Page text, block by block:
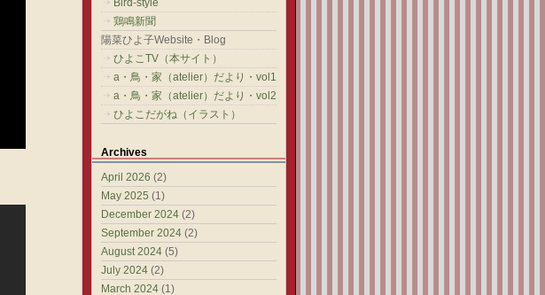
Bird-style
鶏鳴新聞
陽菜ひよ子Website・Blog
ひよこTV（本サイト）
a・鳥・家（atelier）だより・vol1
a・鳥・家（atelier）だより・vol2
ひよこだがね（イラスト）
Archives
April 2026 (2)
May 2025 (1)
December 2024 (2)
September 2024 (2)
August 2024 (5)
July 2024 (2)
March 2024 (1)